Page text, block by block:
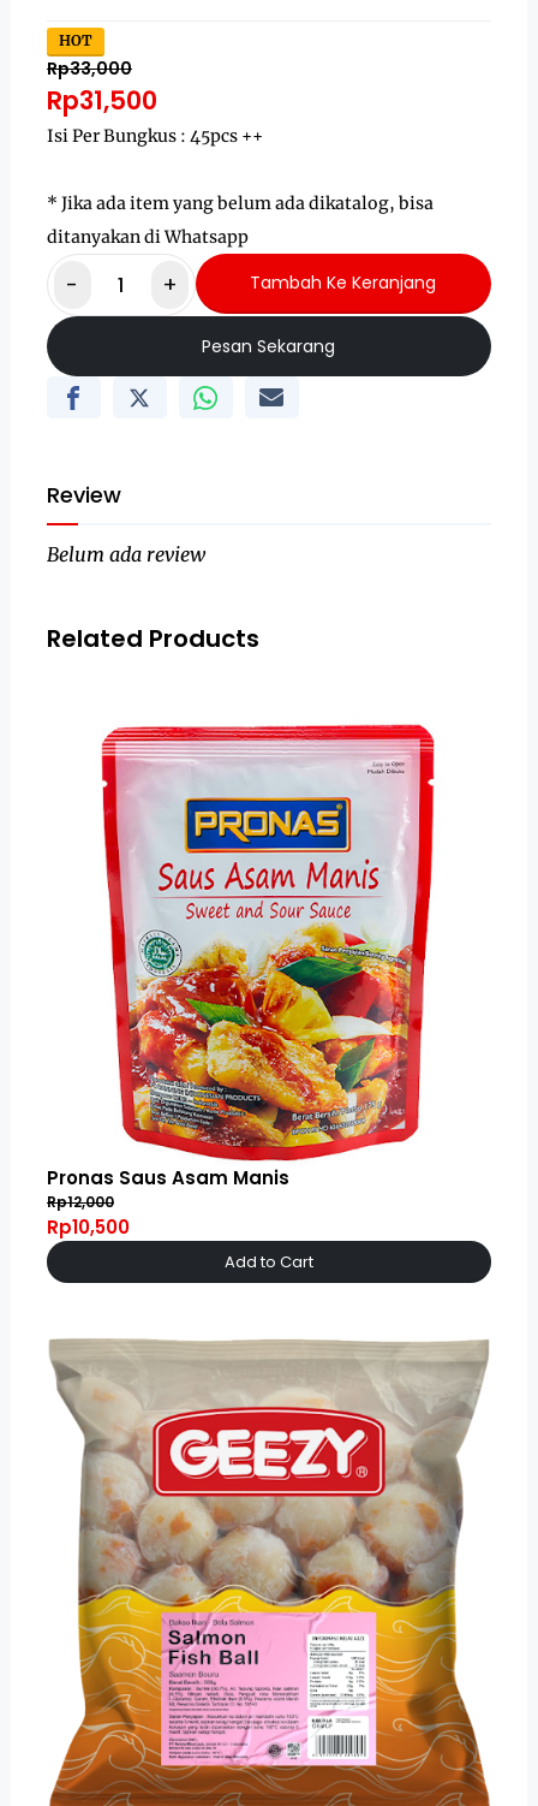
HOT
Rp33,000
Rp31,500
Isi Per Bungkus : 45pcs ++
* Jika ada item yang belum ada dikatalog, bisa
ditanyakan di Whatsapp
- + Tambah Ke Keranjang
Pesan Sekarang
Review
Belum ada review
Related Products
Pronas Saus Asam Manis
Rp12,000
Rp10,500
Add to Cart